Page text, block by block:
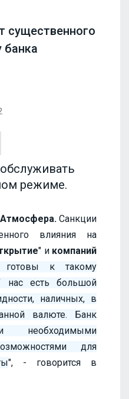
существенного
банка
режиме.
Санкции
влияния на
" и компаний
к такому
нас есть большой
наличных, в
валюте. Банк
необходимыми
для
", - говорится в